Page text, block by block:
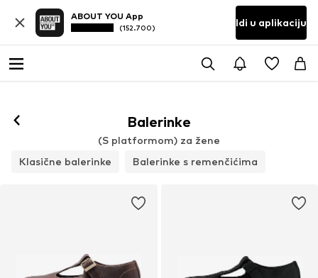
ABOUT YOU App
(152.700) Idi u aplikaciju
Balerinke
(S platformom) za žene
Klasične balerinke
Balerinke s remenčićima